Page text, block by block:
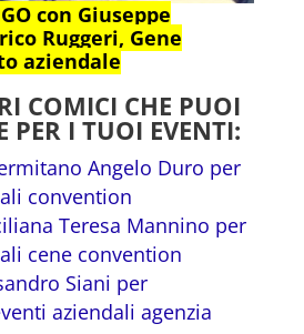
con Giuseppe
Ruggeri, Gene
aziendale
COMICI CHE PUOI
PER I TUOI EVENTI:
Angelo Duro per
convention
Teresa Mannino per
cene convention
Siani per
aziendali agenzia